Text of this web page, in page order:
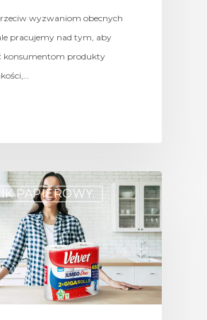
wyzwaniom obecnych
pracujemy nad tym, aby
konsumentom produkty
PAPIEROWY.